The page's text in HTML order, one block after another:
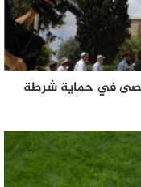
في حماية شرطة